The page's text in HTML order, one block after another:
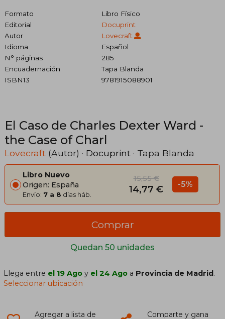
Formato
Libro Físico
Editorial
Docuprint
Autor
Lovecraft
Idioma
Español
N° páginas
285
Encuadernación
Tapa Blanda
ISBN13
9781915088901
El Caso de Charles Dexter Ward -
the Case of Charl
Lovecraft (Autor) · Docuprint · Tapa Blanda
Libro Nuevo
Origen: España
Envío: 7 a 8 días háb.
15,55 €
14,77 € -5%
Quedan 50 unidades
Comprar
Llega entre el 19 Ago y el 24 Ago a Provincia de Madrid.
Seleccionar ubicación
Agregar a lista de
Comparte y gana